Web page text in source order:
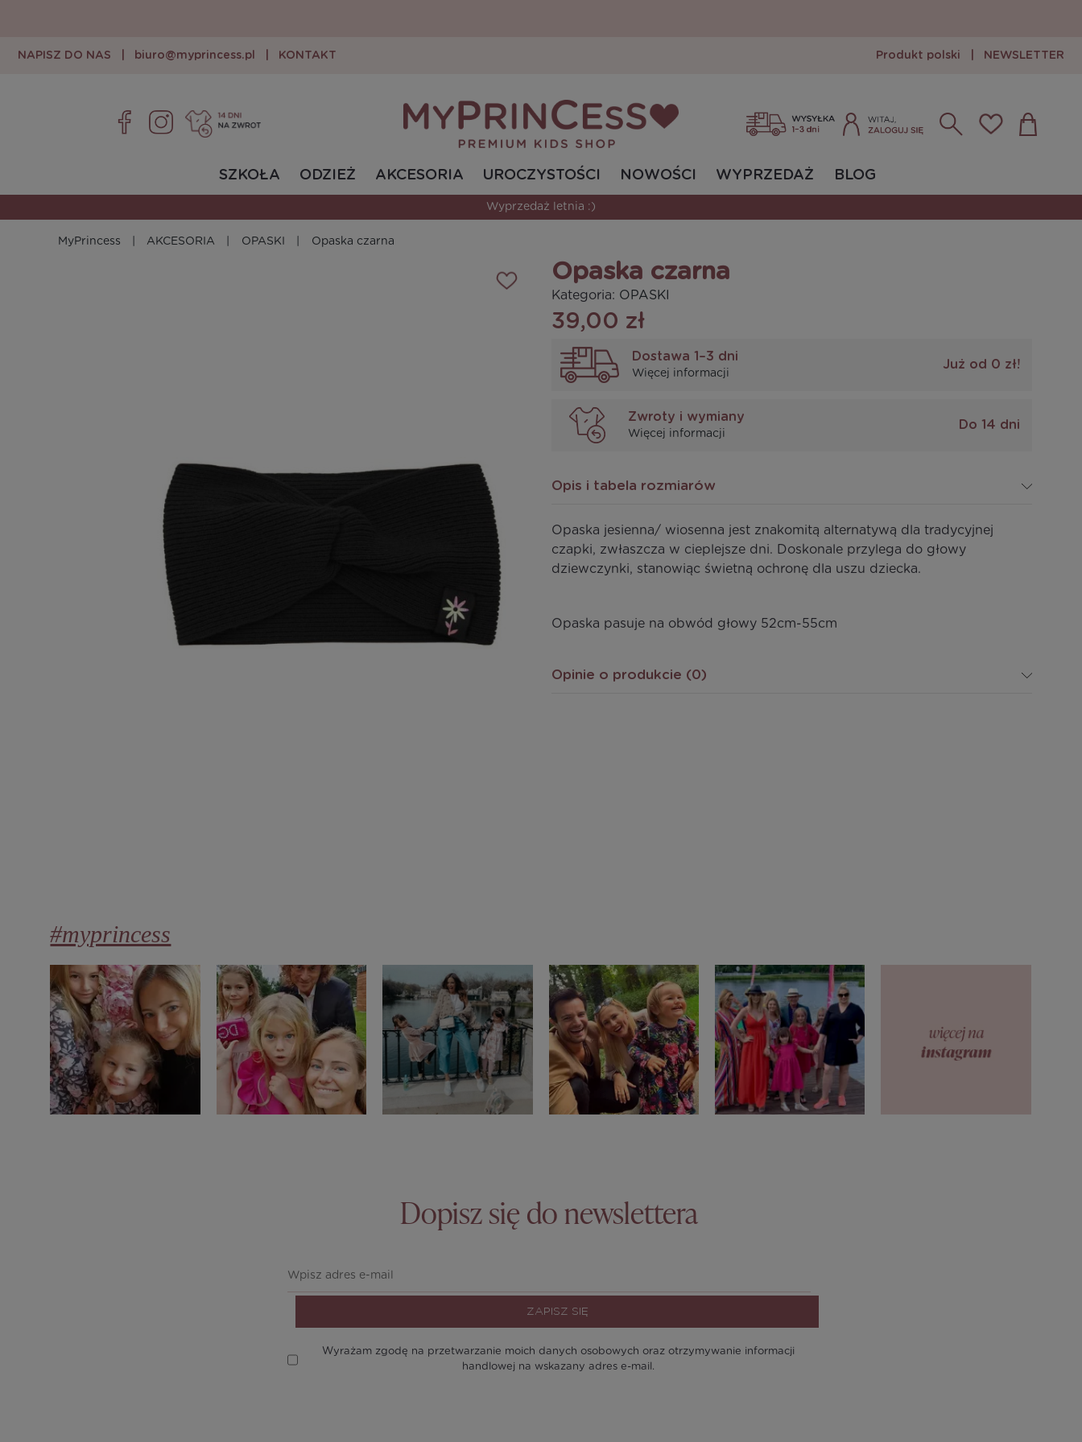
NAPISZ DO NAS biuro@myprincess.pl KONTAKT Produkt polski NEWSLETTER
SZKOŁA ODZIEŻ AKCESORIA UROCZYSTOŚCI NOWOŚCI WYPRZEDAŻ BLOG
Wyprzedaż letnia :)
MyPrincess AKCESORIA OPASKI Opaska czarna
Opaska czarna
Kategoria: OPASKI
39,00 zł
Dostawa 1–3 dni
Więcej informacji
Już od 0 zł!
Zwroty i wymiany
Więcej informacji
Do 14 dni
Opis i tabela rozmiarów
Opaska jesienna/ wiosenna jest znakomitą alternatywą dla tradycyjnej
czapki, zwłaszcza w cieplejsze dni. Doskonale przylega do głowy
dziewczynki, stanowiąc świetną ochronę dla uszu dziecka.
Opaska pasuje na obwód głowy 52cm-55cm
Opinie o produkcie (0)
#myprincess
Dopisz się do newslettera
ZAPISZ SIĘ
Wyrażam zgodę na przetwarzanie moich danych osobowych oraz otrzymywanie informacji
handlowej na wskazany adres e-mail.